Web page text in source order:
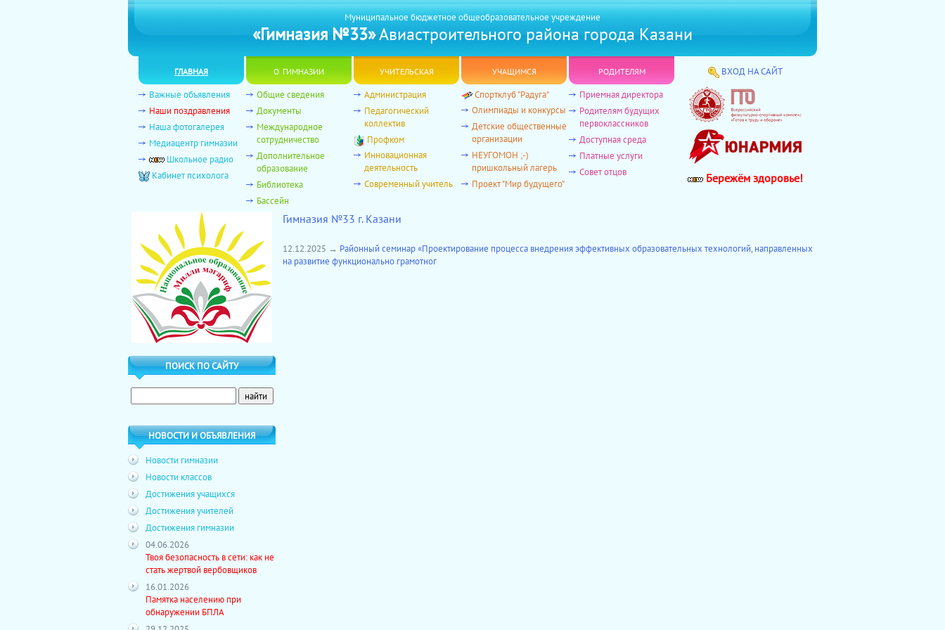
Муниципальное бюджетное общеобразовательное учреждение
«Гимназия №33»Авиастроительного района города Казани
главная о гимназии учительская учащимся родителям ВХОД НА САЙТ
Бережём здоровье!
Важные объявления
Наши поздравления
Наша фотогалерея
Медиацентр гимназии
Школьное радио
Кабинет психолога
Общие сведения
Документы
Международное
сотрудничество
Дополнительное
образование
Библиотека
Бассейн
Администрация
Педагогический
коллектив
Профком
Инновационная
деятельность
Современный учитель
Спортклуб "Радуга"
Олимпиады и конкурсы
Детские общественные
организации
НЕУГОМОН ;-)
пришкольный лагерь
Проект "Мир будущего"
Приемная директора
Родителям будущих
первоклассников
Доступная среда
Платные услуги
Совет отцов
ПОИСК ПО САЙТУ
НОВОСТИ И ОБЪЯВЛЕНИЯ
Новости гимназии
Новости классов
Достижения учащихся
Достижения учителей
Достижения гимназии
04.06.2026
Твоя безопасность в сети: как не
стать жертвой вербовщиков
16.01.2026
Памятка населению при
обнаружении БПЛА
Гимназия №33 г. Казани
12.12.2025 → Районный семинар «Проектирование процесса внедрения эффективных образовательных технологий, направленных
на развитие функционально грамотног